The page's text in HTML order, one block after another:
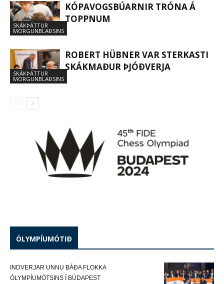
SKÁKÞÁTTUR
MORGUNBLAÐSINS
KÓPAVOGSBÚARNIR TRÓNA Á
TOPPNUM
SKÁKÞÁTTUR
MORGUNBLAÐSINS
ROBERT HÜBNER VAR STERKASTI
SKÁKMAÐUR ÞJÓÐVERJA
ÓLYMPÍUMÓTIÐ
INDVERJAR UNNU BÁÐA FLOKKA
ÓLYMPÍUMÓTSINS Í BÚDAPEST